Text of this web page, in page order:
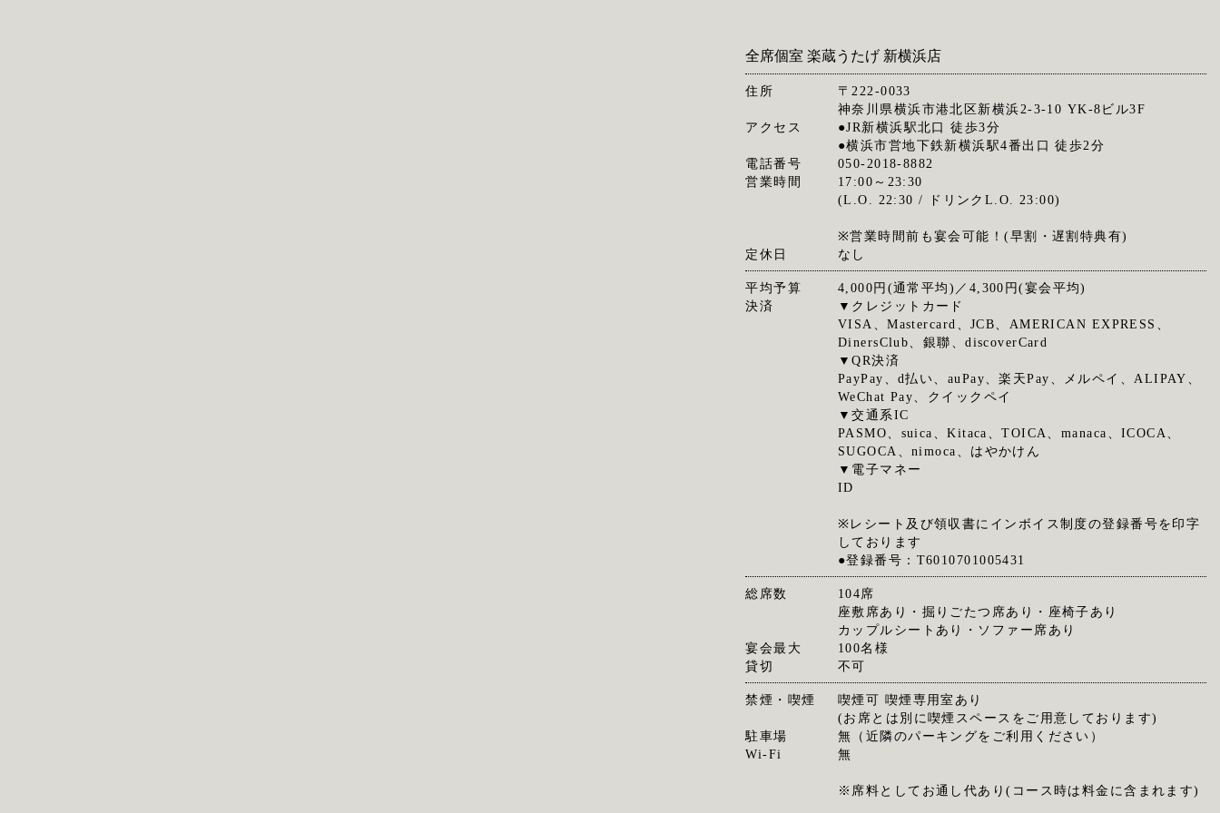
全席個室 楽蔵うたげ 新横浜店
住所
〒222-0033
神奈川県横浜市港北区新横浜2-3-10 YK-8ビル3F
アクセス
●JR新横浜駅北口 徒歩3分
●横浜市営地下鉄新横浜駅4番出口 徒歩2分
電話番号
050-2018-8882
営業時間
17:00～23:30
(L.O. 22:30 / ドリンクL.O. 23:00)
※営業時間前も宴会可能！(早割・遅割特典有)
定休日
なし
平均予算
4,000円(通常平均)／4,300円(宴会平均)
決済
▼クレジットカード
VISA、Mastercard、JCB、AMERICAN EXPRESS、
DinersClub、銀聯、discoverCard
▼QR決済
PayPay、d払い、auPay、楽天Pay、メルペイ、ALIPAY、
WeChat Pay、クイックペイ
▼交通系IC
PASMO、suica、Kitaca、TOICA、manaca、ICOCA、
SUGOCA、nimoca、はやかけん
▼電子マネー
ID
※レシート及び領収書にインボイス制度の登録番号を印字
しております
●登録番号：T6010701005431
総席数
104席
座敷席あり・掘りごたつ席あり・座椅子あり
カップルシートあり・ソファー席あり
宴会最大
100名様
貸切
不可
禁煙・喫煙
喫煙可 喫煙専用室あり
(お席とは別に喫煙スペースをご用意しております)
駐車場
無（近隣のパーキングをご利用ください）
Wi-Fi
無
※席料としてお通し代あり(コース時は料金に含まれます)